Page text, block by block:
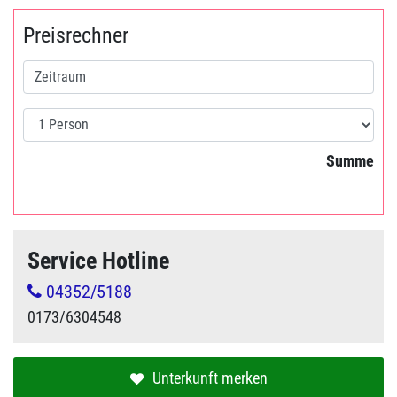
Preisrechner
Summe
Service Hotline
04352/5188
0173/6304548
Unterkunft merken